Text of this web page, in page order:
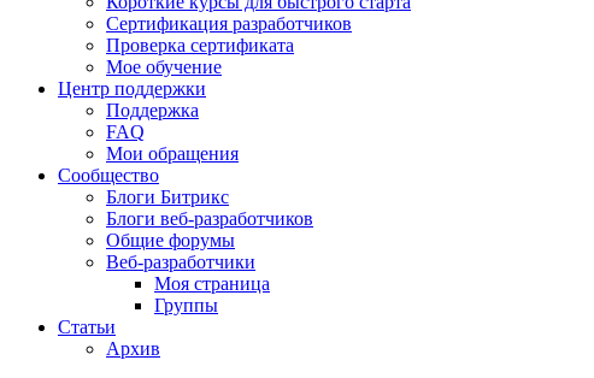
Сертификация разработчиков
Проверка сертификата
Мое обучение
Центр поддержки
Поддержка
FAQ
Мои обращения
Сообщество
Блоги Битрикс
Блоги веб-разработчиков
Общие форумы
Веб-разработчики
Моя страница
Группы
Статьи
Архив